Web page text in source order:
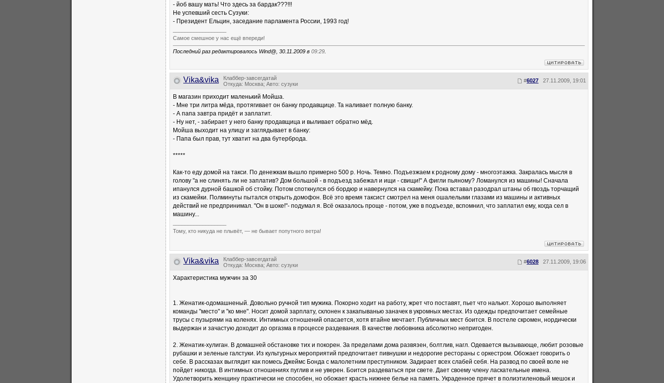
- йоб вашу мать! Что здесь за бардак???!!!
Не успевший сесть Сузуки:
- Президент Ельцин, заседание парламента России, 1993 год!
Самое смешное у нас ещё впереди!
Последний раз редактировалось Wind@, 30.11.2009 в 09:29
Vika&vika
Клаббер-завсегдатай
Откуда: Москва; Авто: сузуки
#6027 27.11.2009, 19:01
В магазин приходит маленький Мойша.
- Мне три литра мёда, протягивает он банку продавщице. Та наливает полную банку.
- А папа завтра придёт и заплатит.
- Ну нет, - забирает у него банку продавщица и выливает обратно мёд.
Мойша выходит на улицу и заглядывает в банку:
- Папа был прав, тут хватит на два бутерброда.
*****
Как-то еду домой на такси. По денежкам вышло примерно 500 р. Ночь. Темно. Подъезжаем к родному дому - многоэтажка. Закралась мысля в
голову "а не слинять ли не заплатив? Дом большой - в подъезд забежал и ищи - свищи!" А фигли пьяному? Ломанулся из машины! Сначала
ипанулся дурной башкой об стойку. Потом споткнулся об бордюр и навернулся на скамейку. Пока вставал разодрал штаны об гвоздь торчащий
из скамейки. Полминуты пытался открыть домофон. Всё это время таксист смотрел на меня ошалелыми глазами из машины и активных
действий не предпринимал. "Он в шоке!"- подумал я. Всё оказалось проще - потом, уже в подъезде, вспомнил, что заплатил ему, когда сел в
машину...
Тому, кто никуда не плывёт, — не бывает попутного ветра!
Vika&vika
Клаббер-завсегдатай
Откуда: Москва; Авто: сузуки
#6028 27.11.2009, 19:06
Характеристика мужчин за 30
1. Женатик-одомашненый. Довольно ручной тип мужика. Покорно ходит на работу, жрет что поставят, пьет что нальют. Хорошо выполняет
команды "место" и "ко мне". Носит домой зарплату, склонен к закапыванью заначек в укромных местах. Из одежды предпочитает семейные
трусы с пузырями на коленях. Интимных отношений опасается, хотя втайне мечтает. Публичных мест боится. В постеле скромен, нордически
выдержан и зачастую доходит до оргазма в процессе раздевания. В качестве любовника абсолютно непригоден.
2. Женатик-хулиган. В домашней обстановке тих и покорен. За пределами дома развязен, болтлив, нагл. Одевается вызывающе, любит розовые
рубашки и зеленые галстуки. Из культурных мероприятий предпочитает пивнушки и недорогие рестораны с оркестром. Обожает говорить о
себе. В рассказах выглядит как помесь Джеймс Бонда с малолетним преступником. Задирает всех слабей себя. На развод по своей воле не
пойдет никогда. В интимных отношениях пуглив и не уверен. Боится раздеваться при свете. Дает своему члену ласкательные имена.
Удолетворить женщину практически не способен, но обожает красть нижнее белье на память. Украденное прячет в полиэтиленовый мешок и